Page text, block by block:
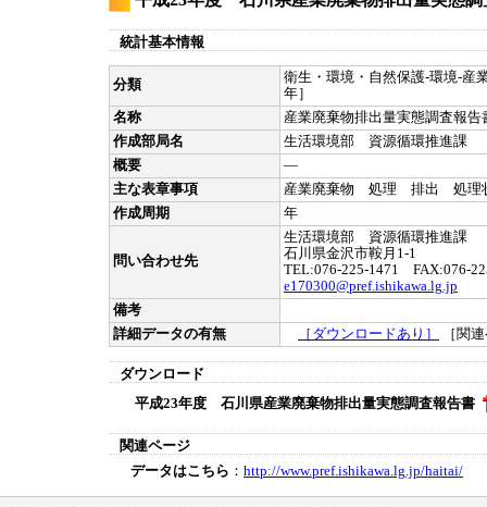
統計基本情報
分類
衛生・環境・自然保護-環境-産
年］
名称
産業廃棄物排出量実態調査報告
作成部局名
生活環境部 資源循環推進課
概要
―
主な表章事項
産業廃棄物 処理 排出 処理
作成周期
年
問い合わせ先
生活環境部 資源循環推進課
石川県金沢市鞍月1-1
TEL:076-225-1471 FAX:076-
e170300@pref.ishikawa.lg.jp
備考
詳細データの有無
［ダウンロードあり］ ［関
ダウンロード
平成23年度 石川県産業廃棄物排出量実態調査報告書
関連ページ
データはこちら ： http://www.pref.ishikawa.lg.jp/haitai/